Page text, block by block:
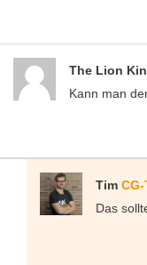
The Lion
Kann man
Tim CG-
Das